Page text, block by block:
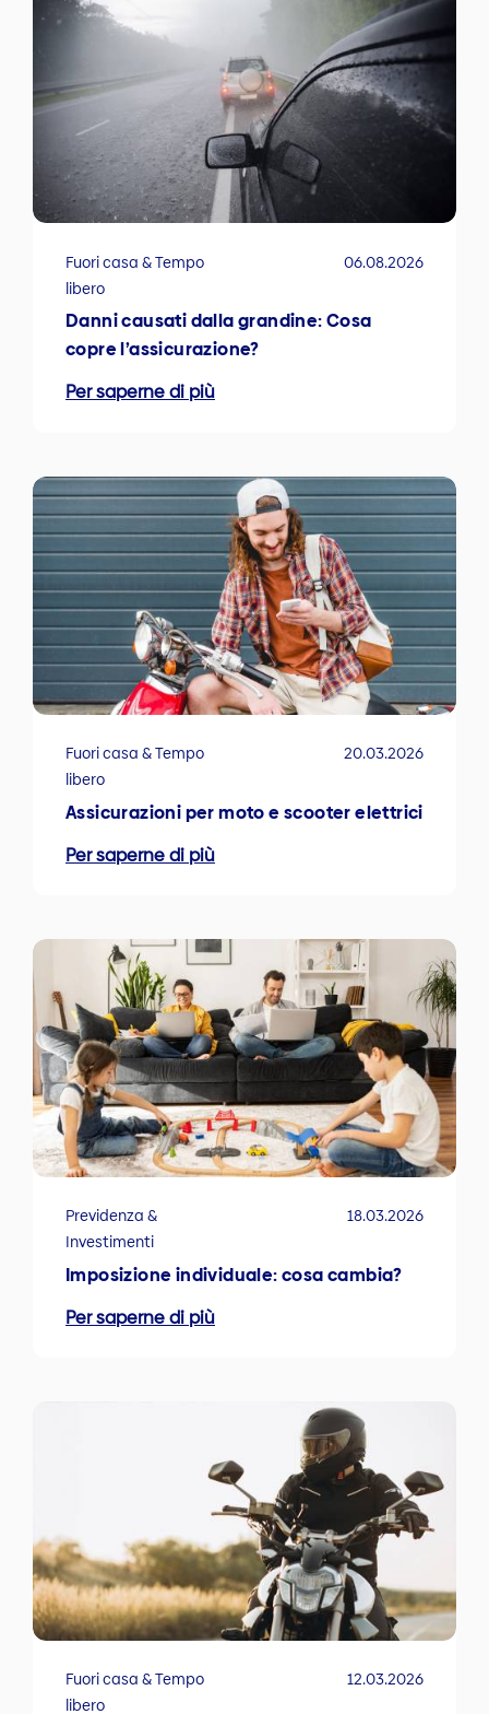
Fuori casa & Tempo
libero
06.08.2026
Danni causati dalla grandine: Cosa
copre l’assicurazione?
Per saperne di più
Fuori casa & Tempo
libero
20.03.2026
Assicurazioni per moto e scooter elettrici
Per saperne di più
Previdenza &
Investimenti
18.03.2026
Imposizione individuale: cosa cambia?
Per saperne di più
Fuori casa & Tempo
libero
12.03.2026